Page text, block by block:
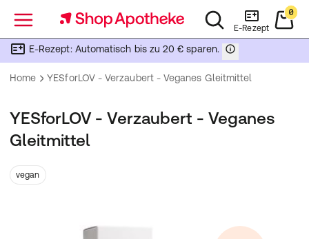
Menü E-Rezept
0
E-Rezept: Automatisch bis zu 20 € sparen.
Home YESforLOV - Verzaubert - Veganes Gleitmittel
YESforLOV - Verzaubert - Veganes
Gleitmittel
vegan